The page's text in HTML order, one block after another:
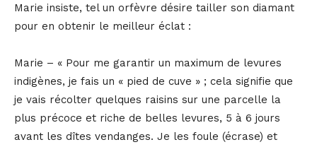
Marie insiste, tel un orfèvre désire tailler son diamant
pour en obtenir le meilleur éclat :
Marie – « Pour me garantir un maximum de levures
indigènes, je fais un « pied de cuve » ; cela signifie que
je vais récolter quelques raisins sur une parcelle la
plus précoce et riche de belles levures, 5 à 6 jours
avant les dîtes vendanges. Je les foule (écrase) et